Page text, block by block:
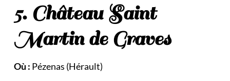
5. Château Saint
Martin de Graves
Où : Pézenas (Hérault)